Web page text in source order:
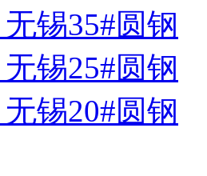
锡35#圆钢
锡25#圆钢
锡20#圆钢